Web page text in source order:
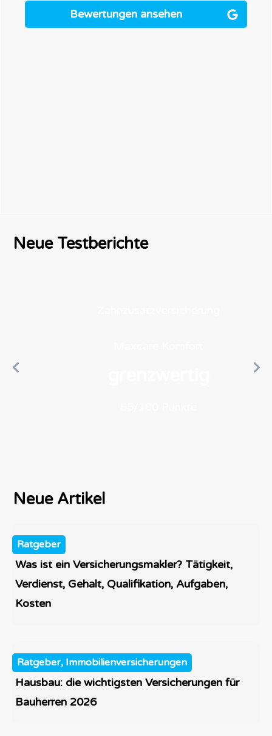
Bewertungen ansehen
Neue Testberichte
Neue Artikel
Ratgeber
Was ist ein Versicherungsmakler? Tätigkeit,
Verdienst, Gehalt, Qualifikation, Aufgaben,
Kosten
Ratgeber, Immobilienversicherungen
Hausbau: die wichtigsten Versicherungen für
Bauherren 2026